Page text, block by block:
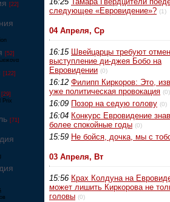
[22]
[52]
[122]
[29]
Prix
[71]
следующее «Евровидение»? (1)
04 Апреля, Ср
16:15 Швейцарцы требуют
выступление ди-джея Бобо на
Евровидении (0)
16:12 Филипп Киркоров: Это,
уже политическая провокация (0)
16:09 Позор на седую голову (0)
16:04 Конкурс Евровидение
более спокойные годы (0)
15:59 Не бойся, дочка, мы с
03 Апреля, Вт
15:56 Крах Колдуна на
может лишить Киркорова не
головы (0)